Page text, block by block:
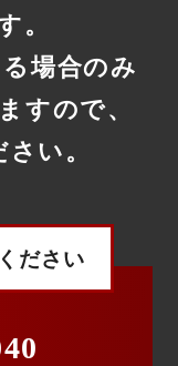
。
場合のみ
すので、
い。
ださい